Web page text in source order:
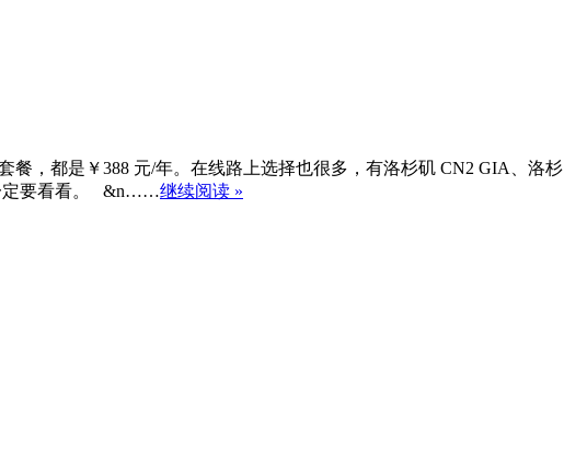
餐，都是￥388 元/年。在线路上选择也很多，有洛杉矶 CN2 GIA、洛杉
一定要看看。 &n……继续阅读 »